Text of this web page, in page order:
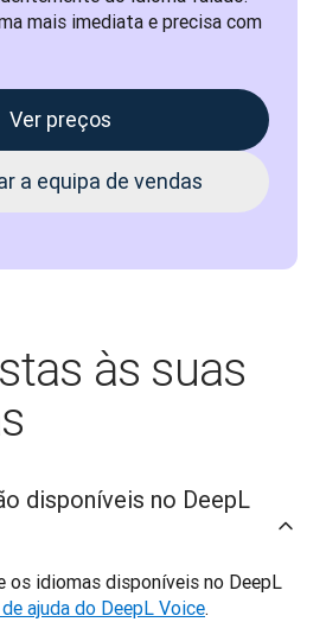
mais imediata e precisa com
Ver preços
a equipa de vendas
às suas
disponíveis no DeepL
os idiomas disponíveis no DeepL
ajuda do DeepL Voice.